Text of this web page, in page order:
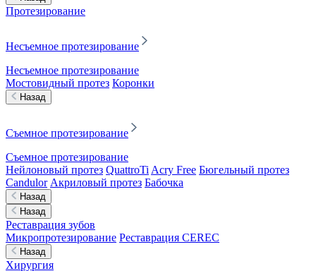
Протезирование
Несъемное протезирование
Несъемное протезирование
Мостовидный протез Коронки
Назад
Съемное протезирование
Съемное протезирование
Нейлоновый протез QuattroTi Acry Free Бюгельный протез
Candulor Акриловый протез Бабочка
Назад
Назад
Реставрация зубов
Микропротезирование Реставрация CEREC
Назад
Хирургия